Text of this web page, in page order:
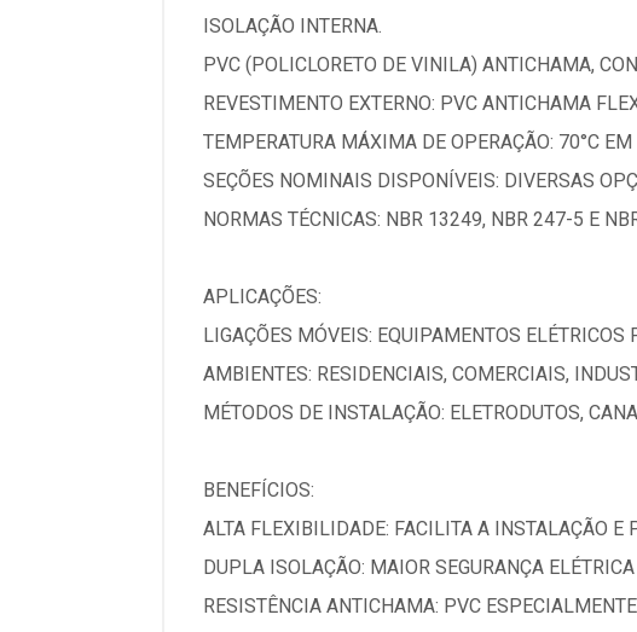
ISOLAÇÃO INTERNA.
PVC (POLICLORETO DE VINILA) ANTICHAMA,
REVESTIMENTO EXTERNO: PVC ANTICHAMA
TEMPERATURA MÁXIMA DE OPERAÇÃO: 70°C
SEÇÕES NOMINAIS DISPONÍVEIS: DIVERSAS
NORMAS TÉCNICAS: NBR 13249, NBR 247-5 E
APLICAÇÕES:
LIGAÇÕES MÓVEIS: EQUIPAMENTOS ELÉTRICOS
AMBIENTES: RESIDENCIAIS, COMERCIAIS,
MÉTODOS DE INSTALAÇÃO: ELETRODUTOS,
BENEFÍCIOS:
ALTA FLEXIBILIDADE: FACILITA A INSTALAÇÃO
DUPLA ISOLAÇÃO: MAIOR SEGURANÇA
RESISTÊNCIA ANTICHAMA: PVC